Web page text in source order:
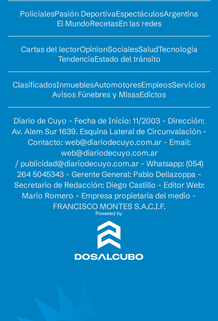
PolicialesPasión DeportivaEspectáculosArgentina
El MundoRecetasEn las redes
Cartas del lectorOpinionSocialesSaludTecnología
TendenciaEstado del tránsito
ClasificadosInmueblesAutomotoresEmpleosServicios
Avisos Fúnebres y MisasEdictos
Diario de Cuyo - Fecha de Inicio: 11/2003 - Dirección:
Av. Alem Sur 1639. Esquina Lateral de Circunvalación -
Contacto: web@diariodecuyo.com.ar- Email:
web@diariodecuyo.com.ar
/ publicidad@diariodecuyo.com.ar- Whatsapp: (054)
264 5045343 - Gerente General: Pablo Dellazoppa -
Secretario de Redacción: Diego Castillo - Editor Web:
Mario Romero - Empresa propietaria del medio -
FRANCISCO MONTES S.A.C.I.F.